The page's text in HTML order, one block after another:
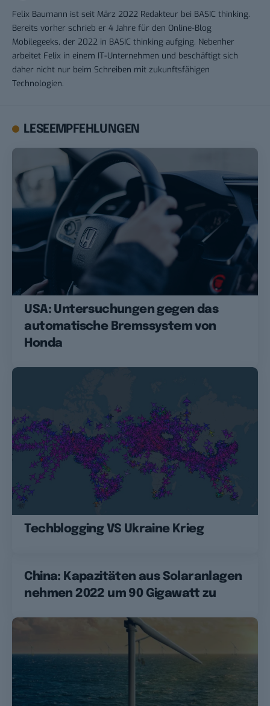
Felix Baumann ist seit März 2022 Redakteur bei BASIC thinking.
Bereits vorher schrieb er 4 Jahre für den Online-Blog
Mobilegeeks, der 2022 in BASIC thinking aufging. Nebenher
arbeitet Felix in einem IT-Unternehmen und beschäftigt sich
daher nicht nur beim Schreiben mit zukunftsfähigen
Technologien.
LESEEMPFEHLUNGEN
USA: Untersuchungen gegen das
automatische Bremssystem von
Honda
Techblogging VS Ukraine Krieg
China: Kapazitäten aus Solaranlagen
nehmen 2022 um 90 Gigawatt zu